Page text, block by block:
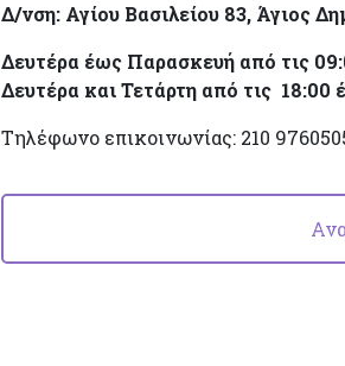
Δ/νση: Αγίου Βασιλείου 83, Άγιος
Δευτέρα έως Παρασκευή από τις
Δευτέρα και Τετάρτη από τις 18:00
Τηλέφωνο επικοινωνίας: 210